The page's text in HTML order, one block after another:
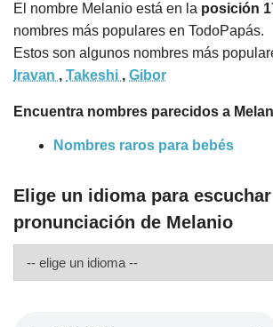
El nombre Melanio está en la posición
nombres más populares en TodoPapás.
Estos son algunos nombres más
Iravan , Takeshi , Gibor
Encuentra nombres parecidos a
Nombres raros para bebés
Elige un idioma para
pronunciación de Melanio